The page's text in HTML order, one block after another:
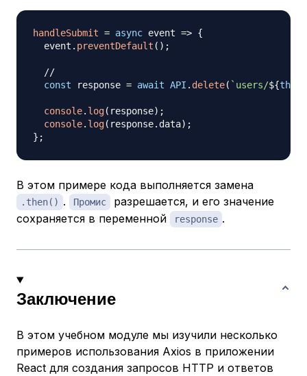
handleSubmit = async event => {
  event
. preventDefault ( ) ;
//
const response = await API . delete( ` users/${this
console. log( response) ;
console. log( response. data) ;
} ;
В этом примере кода выполняется замена
.then() . Промис
разрешается, и его значение
сохраняется в переменной
response .
Заключение
В этом учебном модуле мы изучили несколько
примеров использования Axios в приложении
React для создания запросов HTTP и ответов